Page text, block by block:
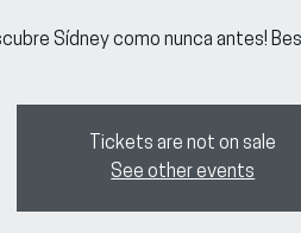
Sídney como nunca antes!
Tickets are not on sale
See other events